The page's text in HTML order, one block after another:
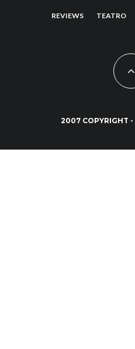
REVIEWS TEATRO
2007 COPYRIGHT -